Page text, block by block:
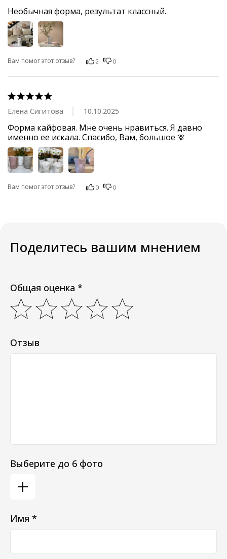
Необычная форма, результат классный.
Вам помог этот отзыв? 2 0
Елена Сигитова 10.10.2025
Форма кайфовая. Мне очень нравиться. Я давно
именно ее искала. Спасибо, Вам, большое 🫶
Вам помог этот отзыв? 0 0
Поделитесь вашим мнением
Общая оценка *
Отзыв
Выберите до 6 фото
Имя *